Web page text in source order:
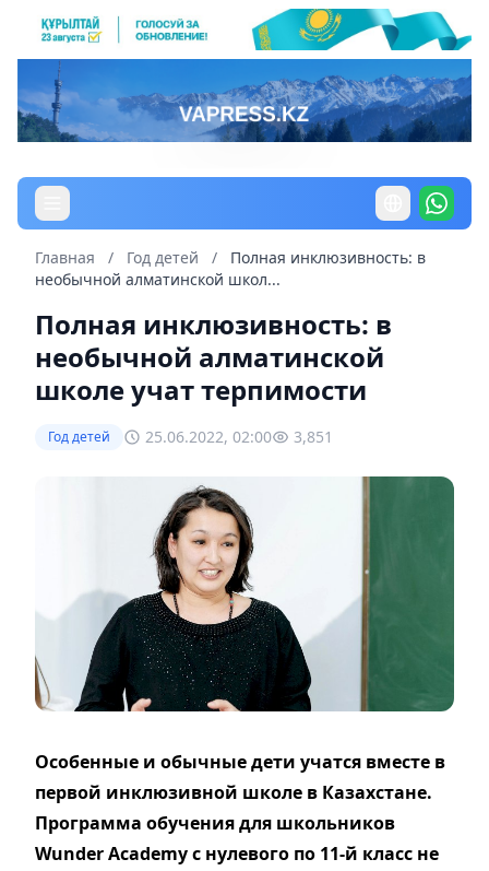
Главная / Год детей /
Полная инклюзивность: в
необычной алматинской школ...
Полная инклюзивность: в
необычной алматинской
школе учат терпимости
Год детей 25.06.2022, 02:00 3,851
Особенные и обычные дети учатся вместе в
первой инклюзивной школе в Казахстане.
Программа обучения для школьников
Wunder Academy с нулевого по 11-й класс не